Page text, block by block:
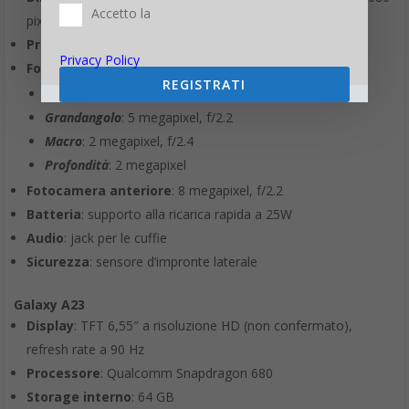
pixel
Processore
Fotocamera posteriore:
: 50 megapixel (non confermato)
Grandangolo: 5 megapixel, f/2.2
Macro: 2 megapixel, f/2.4
Profondità: 2 megapixel
Fotocamera anteriore: 8 megapixel, f/2.2
Batteria: supporto alla ricarica rapida a 25W
Audio: jack per le cuffie
Sicurezza: sensore d’impronte laterale
Galaxy A23
Display: TFT 6,55″ a risoluzione HD (non confermato),
refresh rate a 90 Hz
Processore: Qualcomm Snapdragon 680
Storage interno: 64 GB
Accetto la
Privacy Policy
REGISTRATI